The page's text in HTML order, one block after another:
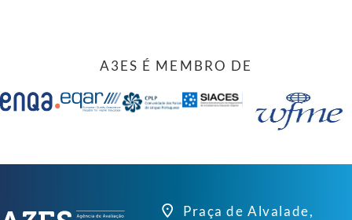
A3ES É MEMBRO DE
Praça de Alvalade,